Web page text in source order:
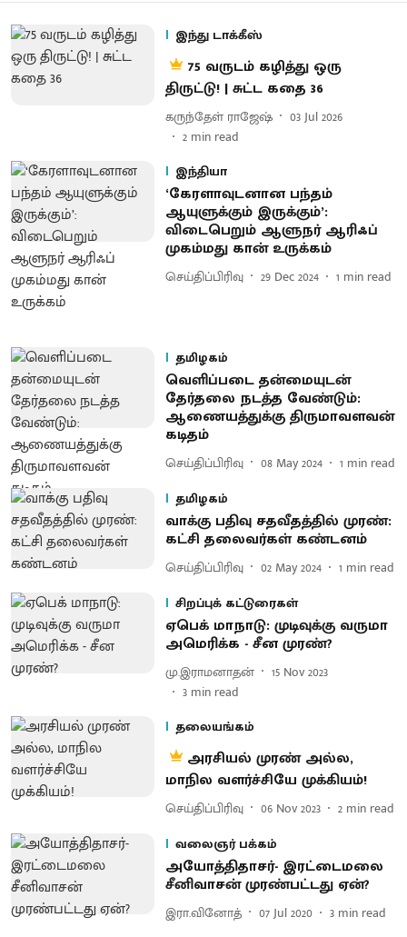
இந்து டாக்கீஸ்
75 வருடம் கழித்து ஒரு
திருட்டு! | சுட்ட கதை 36
கருந்தேள் ராஜேஷ்
03 Jul 2026
2 min read
இந்தியா
‘கேரளாவுடனான பந்தம்
ஆயுளுக்கும் இருக்கும்’:
விடைபெறும் ஆளுநர் ஆரிஃப்
முகம்மது கான் உருக்கம்
செய்திப்பிரிவு 29 Dec 2024 1 min read
தமிழகம்
வெளிப்படை தன்மையுடன்
தேர்தலை நடத்த வேண்டும்:
ஆணையத்துக்கு திருமாவளவன்
கடிதம்
செய்திப்பிரிவு 08 May 2024 1 min read
தமிழகம்
வாக்கு பதிவு சதவீதத்தில் முரண்:
கட்சி தலைவர்கள் கண்டனம்
செய்திப்பிரிவு 02 May 2024 1 min read
சிறப்புக் கட்டுரைகள்
ஏபெக் மாநாடு: முடிவுக்கு வருமா
அமெரிக்க - சீன முரண்?
மு.இராமனாதன்
15 Nov 2023
3 min read
தலையங்கம்
அரசியல் முரண் அல்ல,
மாநில வளர்ச்சியே முக்கியம்!
செய்திப்பிரிவு 06 Nov 2023 2 min read
வலைஞர் பக்கம்
அயோத்திதாசர்- இரட்டைமலை
சீனிவாசன் முரண்பட்டது ஏன்?
இரா.வினோத் 07 Jul 2020 3 min read